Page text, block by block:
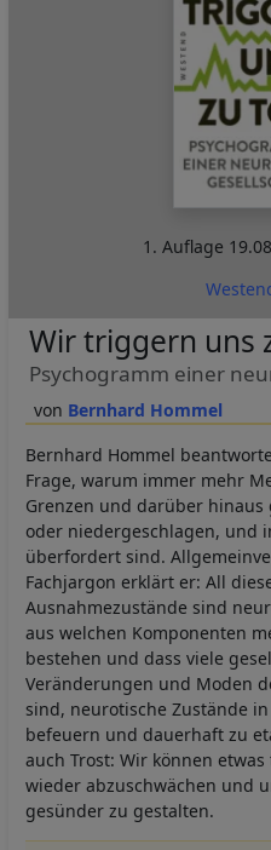
1. Auflage
Bernhard Hommel
Wir triggern uns
Psychogramm einer
Bernhard Hommel
Frage, warum immer mehr
Grenzen und darüber
oder niedergeschlagen, und
überfordert sind.
Fachjargon erklärt er: All
Ausnahmezustände sind
aus welchen Komponenten
bestehen und dass viele
Veränderungen und Moden
sind, neurotische Zustände
befeuern und dauerhaft zu
auch Trost: Wir können
wieder abzuschwächen und
gesünder zu gestalten.